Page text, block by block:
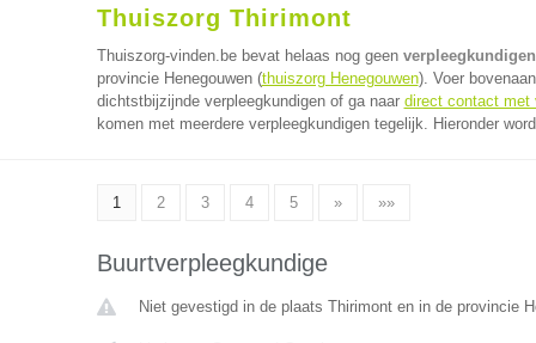
Thuiszorg Thirimont
Thuiszorg-vinden.be bevat helaas nog geen
provincie Henegouwen (thuiszorg Henegouwen). Voer
dichtstbijzijnde verpleegkundigen of ga naar direct contact met
komen met meerdere verpleegkundigen tegelijk. Hieronder
1 2 3 4 5 » »»
Buurtverpleegkundige
Niet gevestigd in de plaats Thirimont en in de provincie